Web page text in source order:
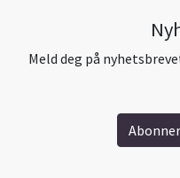
Meld deg på